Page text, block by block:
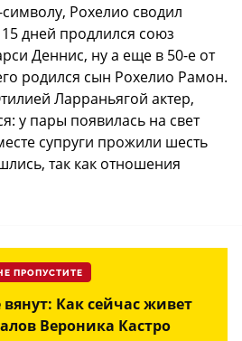
Рохелио сводил
дней продлился союз
Деннис, ну а еще в 50-е от
родился сын Рохелио Рамон.
Ларраньягой актер,
у пары появилась на свет
супруги прожили шесть
так как отношения
ПРОПУСТИТЕ
Как сейчас живет
Вероника Кастро